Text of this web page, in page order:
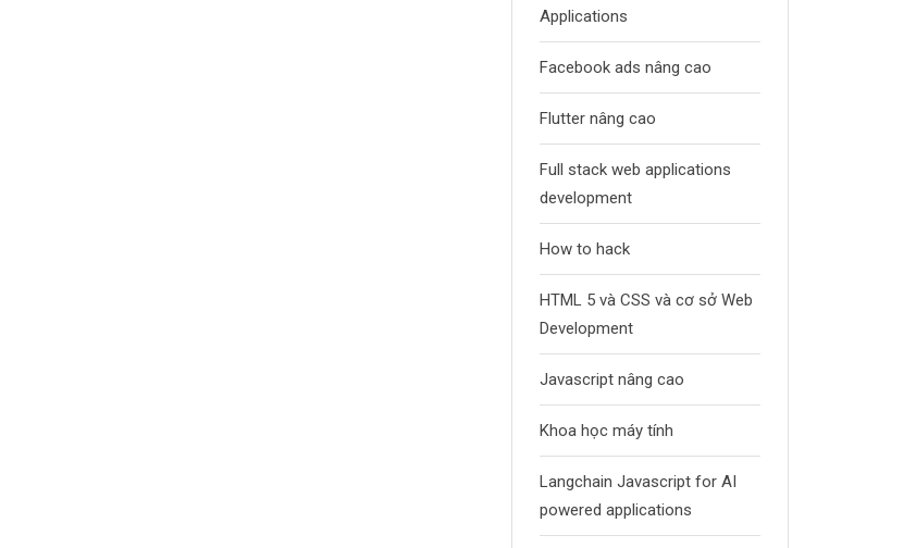
Applications
Facebook ads nâng cao
Flutter nâng cao
Full stack web applications
development
How to hack
HTML 5 và CSS và cơ sở Web
Development
Javascript nâng cao
Khoa học máy tính
Langchain Javascript for AI
powered applications